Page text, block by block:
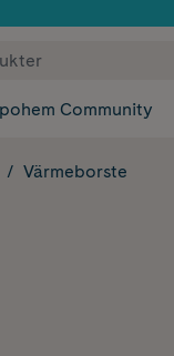
✓ Fri frakt
Community
Värmeborste